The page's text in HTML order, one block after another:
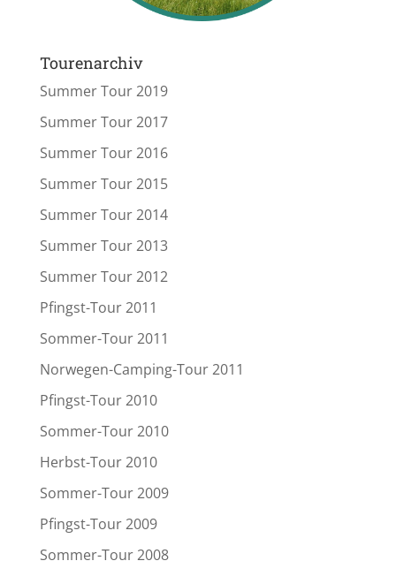
Tourenarchiv
Summer Tour 2019
Summer Tour 2017
Summer Tour 2016
Summer Tour 2015
Summer Tour 2014
Summer Tour 2013
Summer Tour 2012
Pfingst-Tour 2011
Sommer-Tour 2011
Norwegen-Camping-Tour 2011
Pfingst-Tour 2010
Sommer-Tour 2010
Herbst-Tour 2010
Sommer-Tour 2009
Pfingst-Tour 2009
Sommer-Tour 2008